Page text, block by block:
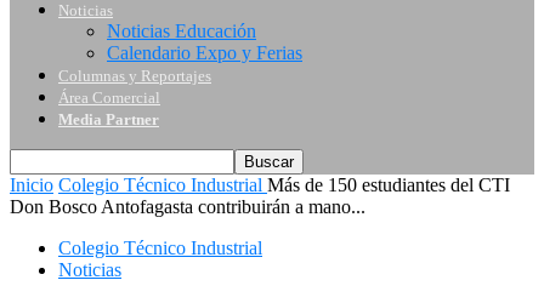
Noticias
Noticias Educación
Calendario Expo y Ferias
Columnas y Reportajes
Área Comercial
Media Partner
Inicio Colegio Técnico Industrial Más de 150 estudiantes del CTI
Don Bosco Antofagasta contribuirán a mano...
Colegio Técnico Industrial
Noticias